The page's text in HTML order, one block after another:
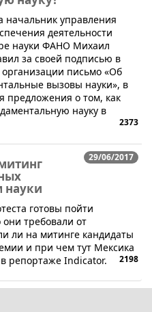
начальник управления
деятельности
науки ФАНО Михаил
за своей подписью в
письмо «Об
вызовы науки», в
предложения о том, как
науку в
2373
29/06/2017
науки
готовы пойти
требовали от
ли на митинге кандидаты
и при чем тут Мексика
репортаже Indicator.
2198